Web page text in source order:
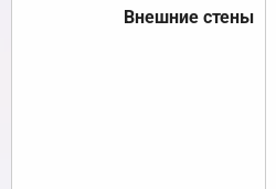
Внешние стены